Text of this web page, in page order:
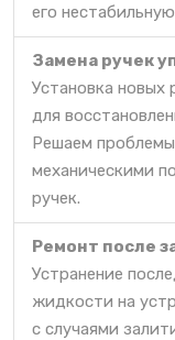
его
Замена ручек
Установка новых
для
Решаем
механическими
ручек.
Ремонт после
Устранение
жидкости на
с случаями